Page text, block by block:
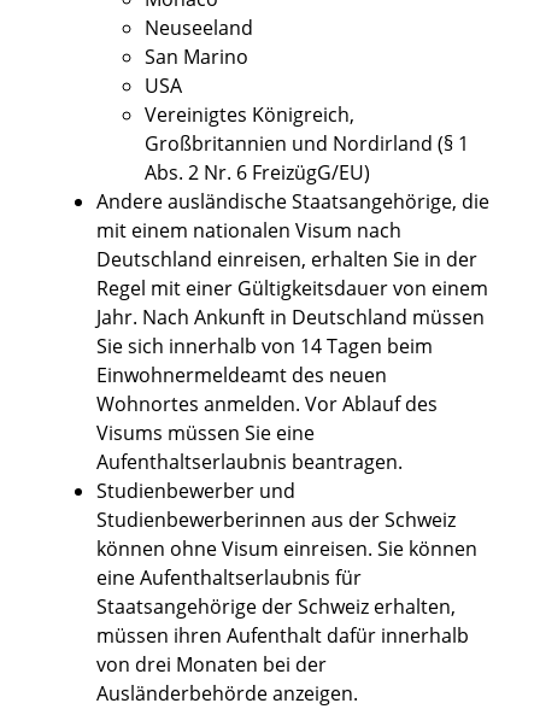
Neuseeland
San Marino
USA
Vereinigtes Königreich,
Großbritannien und Nordirland (§ 1
Abs. 2 Nr. 6 FreizügG/EU)
Andere ausländische Staatsangehörige, die
mit einem nationalen Visum nach
Deutschland einreisen, erhalten Sie in der
Regel mit einer Gültigkeitsdauer von einem
Jahr. Nach Ankunft in Deutschland müssen
Sie sich innerhalb von 14 Tagen beim
Einwohnermeldeamt des neuen
Wohnortes anmelden. Vor Ablauf des
Visums müssen Sie eine
Aufenthaltserlaubnis beantragen.
Studienbewerber und
Studienbewerberinnen aus der Schweiz
können ohne Visum einreisen. Sie können
eine Aufenthaltserlaubnis für
Staatsangehörige der Schweiz erhalten,
müssen ihren Aufenthalt dafür innerhalb
von drei Monaten bei der
Ausländerbehörde anzeigen.